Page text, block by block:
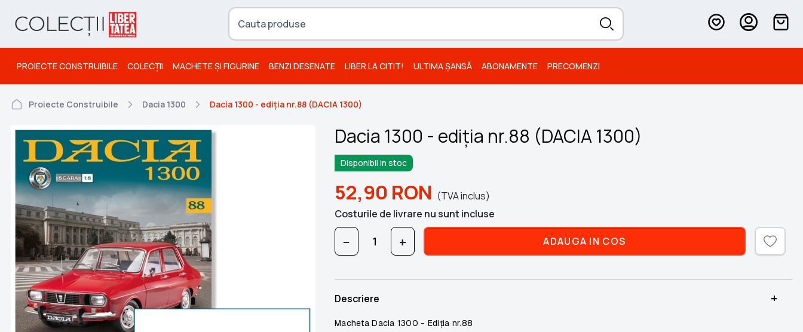
PROIECTE CONSTRUIBILE COLECȚII MACHETE ȘI FIGURINE BENZI DESENATE LIBER LA CITIT! ULTIMA ȘANSĂ ABONAMENTE PRECOMENZI
Proiecte Construibile Dacia 1300 Dacia 1300 - ediția nr.88 (DACIA 1300)
Dacia 1300 - ediția nr.88 (DACIA 1300)
Disponibil in stoc
52,90 RON (TVA inclus)
Costurile de livrare nu sunt incluse
− + ADAUGA IN COS
Descriere +
Macheta Dacia 1300 - Ediția nr.88